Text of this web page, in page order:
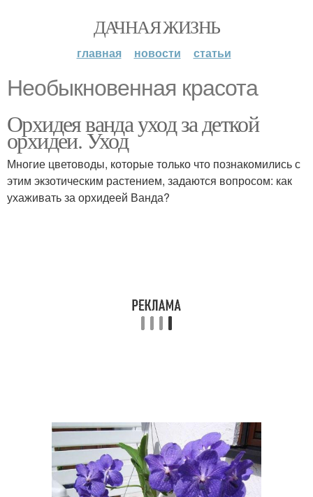
ДАЧНАЯ ЖИЗНЬ
главная новости статьи
Необыкновенная красота
Орхидея ванда уход за деткой
орхидеи. Уход
Многие цветоводы, которые только что познакомились с
этим экзотическим растением, задаются вопросом: как
ухаживать за орхидеей Ванда?